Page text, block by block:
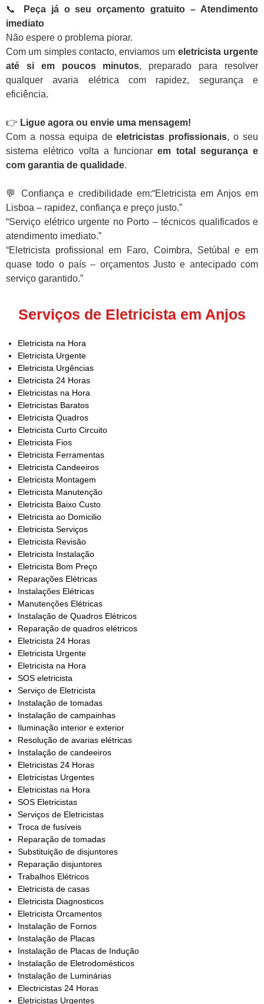
📞
Peça já o seu orçamento gratuito – Atendimento
imediato
Não espere o problema piorar.
Com um simples contacto, enviamos um eletricista urgente
até si em poucos minutos, preparado para resolver
qualquer avaria elétrica com rapidez, segurança e
eficiência.
👉 Ligue agora ou envie uma mensagem!
Com a nossa equipa deeletricistas profissionais, o seu
sistema elétrico volta a funcionarem total segurança e
com garantia de qualidade.
💬 Confiança e credibilidade em:“Eletricista em Anjos em
Lisboa – rapidez, confiança e preço justo.”
“Serviço elétrico urgente no Porto – técnicos qualificados e
atendimento imediato.”
“Eletricista profissional em Faro, Coimbra, Setúbal e em
quase todo o país – orçamentos Justo e antecipado com
serviço garantido.”
Serviços de Eletricista em Anjos
Eletricista na Hora
Eletricista Urgente
Eletricista Urgências
Eletricista 24 Horas
Eletricistas na Hora
Eletricistas Baratos
Eletricista Quadros
Eletricista Curto Circuito
Eletricista Fios
Eletricista Ferramentas
Eletricista Candeeiros
Eletricista Montagem
Eletricista Manutenção
Eletricista Baixo Custo
Eletricista ao Domicilio
Eletricista Serviços
Eletricista Revisão
Eletricista Instalação
Eletricista Bom Preço
Reparações Elétricas
Instalações Elétricas
Manutenções Elétricas
Instalação de Quadros Elétricos
Reparação de quadros elétricos
Eletricista 24 Horas
Eletricista Urgente
Eletricista na Hora
SOS eletricista
Serviço de Eletricista
Instalação de tomadas
Instalação de campainhas
Iluminação interior e exterior
Resolução de avarias elétricas
Instalação de candeeiros
Eletricistas 24 Horas
Eletricistas Urgentes
Eletricistas na Hora
SOS Eletricistas
Serviços de Eletricistas
Troca de fusíveis
Reparação de tomadas
Substituição de disjuntores
Reparação disjuntores
Trabalhos Elétricos
Eletricista de casas
Eletricista Diagnosticos
Eletricista Orcamentos
Instalação de Fornos
Instalação de Placas
Instalação de Placas de Indução
Instalação de Eletrodomésticos
Instalação de Luminárias
Electricistas 24 Horas
Eletricistas Urgentes